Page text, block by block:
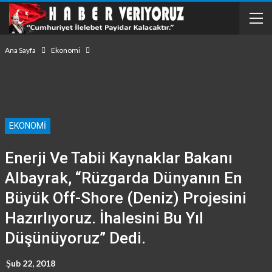
Ana Sayfa Ekonomi
EKONOMI
Enerji Ve Tabii Kaynaklar Bakanı
Albayrak, “Rüzgarda Dünyanın En
Büyük Off-Shore (deniz) Projesini
Hazırlıyoruz. İhalesini Bu Yıl
Düşünüyoruz” Dedi.
Şub 22, 2018